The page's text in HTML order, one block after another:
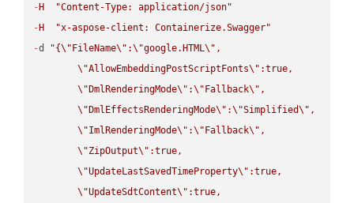
- H
"Content-Type: application/json"
- H
"x-aspose-client: Containerize.Swagger"
-d "{\" FileName\" :\"google.HTML\" ,
\"AllowEmbeddingPostScriptFonts\" :true,
\" DmlRenderingMode\" :\" Fallback\" ,
\" DmlEffectsRenderingMode\" :\"Simplified\" ,
\"ImlRenderingMode\" :\" Fallback\" ,
\"ZipOutput\" :true,
\"UpdateLastSavedTimeProperty\" :true,
\"UpdateSdtContent\" :true,